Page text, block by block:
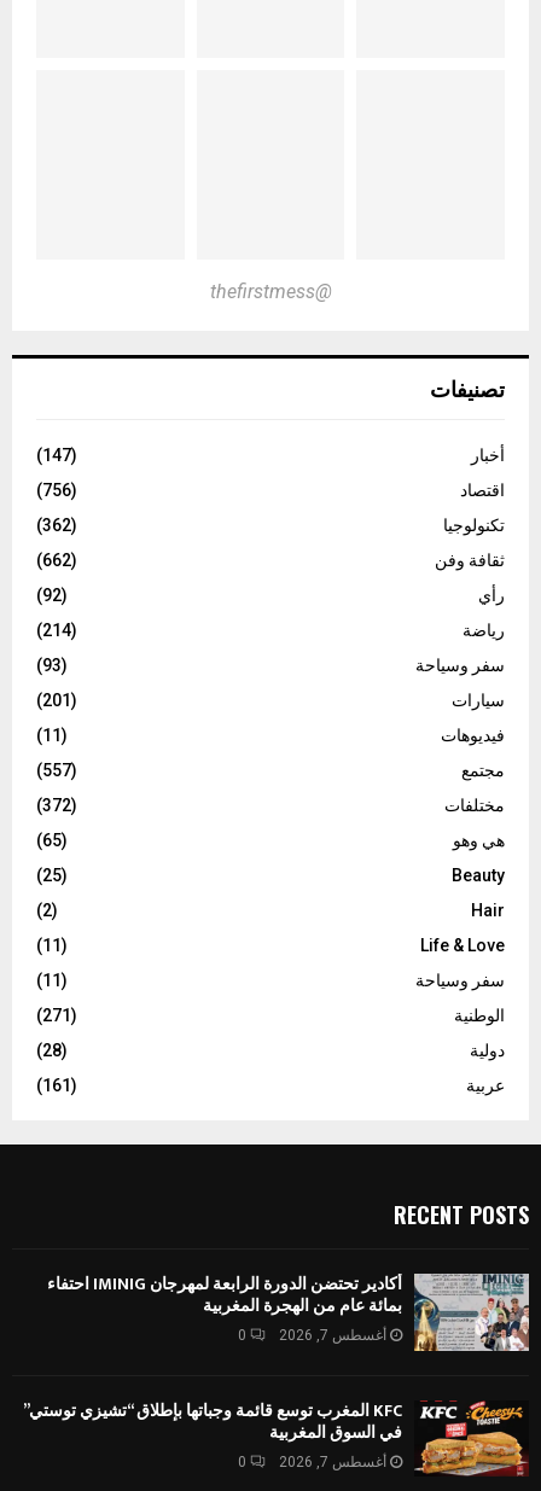
@thefirstmess
تصنيفات
أخبار
(147)
اقتصاد
(756)
تكنولوجيا
(362)
ثقافة وفن
(662)
رأي
(92)
رياضة
(214)
سفر وسياحة
(93)
سيارات
(201)
فيديوهات
(11)
مجتمع
(557)
مختلفات
(372)
هي وهو
(65)
Beauty
(25)
Hair
(2)
Life & Love
(11)
سفر وسياحة
(11)
الوطنية
(271)
دولية
(28)
عربية
(161)
RECENT POSTS
أكادير تحتضن الدورة الرابعة لمهرجان IMINIG احتفاء
بمائة عام من الهجرة المغربية
أغسطس 7, 2026 0
KFC المغرب توسع قائمة وجباتها بإطلاق “تشيزي توستي”
في السوق المغربية
أغسطس 7, 2026 0